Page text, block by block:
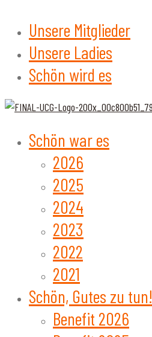
Unsere Mitglieder
Unsere Ladies
Schön wird es
Schön war es
2026
2025
2024
2023
2022
2021
Schön, Gutes zu tun!
Benefit 2026